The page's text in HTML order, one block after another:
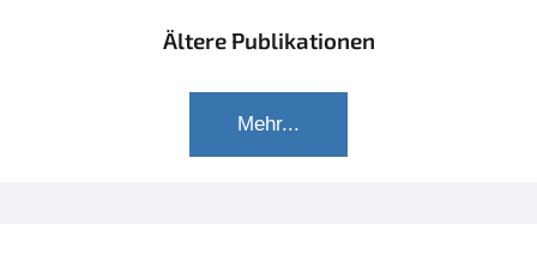
Ältere Publikationen
Mehr...